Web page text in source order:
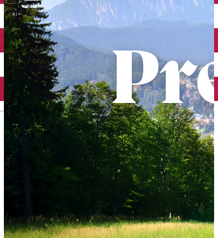
English